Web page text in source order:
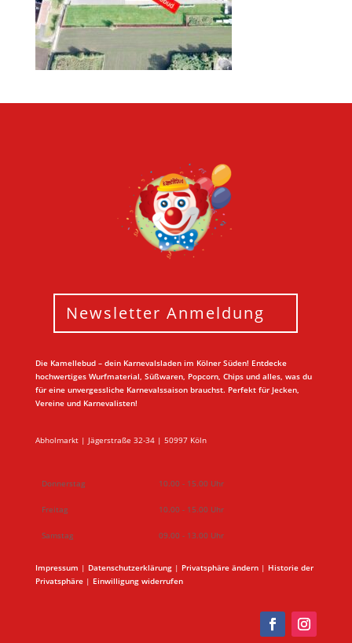
Newsletter Anmeldung
Die Kamellebud – dein Karnevalsladen im Kölner Süden! Entdecke
hochwertiges Wurfmaterial, Süßwaren, Popcorn, Chips und alles, was du
für eine unvergessliche Karnevalssaison brauchst. Perfekt für Jecken,
Vereine und Karnevalisten!
Abholmarkt | Jägerstraße 32-34 | 50997 Köln
Donnerstag 10.00 - 15.00 Uhr
Freitag 10.00 - 15.00 Uhr
Samstag 09.00 - 13.00 Uhr
Impressum | Datenschutzerklärung| Privatsphäre ändern| Historie der
Privatsphäre| Einwilligung widerrufen